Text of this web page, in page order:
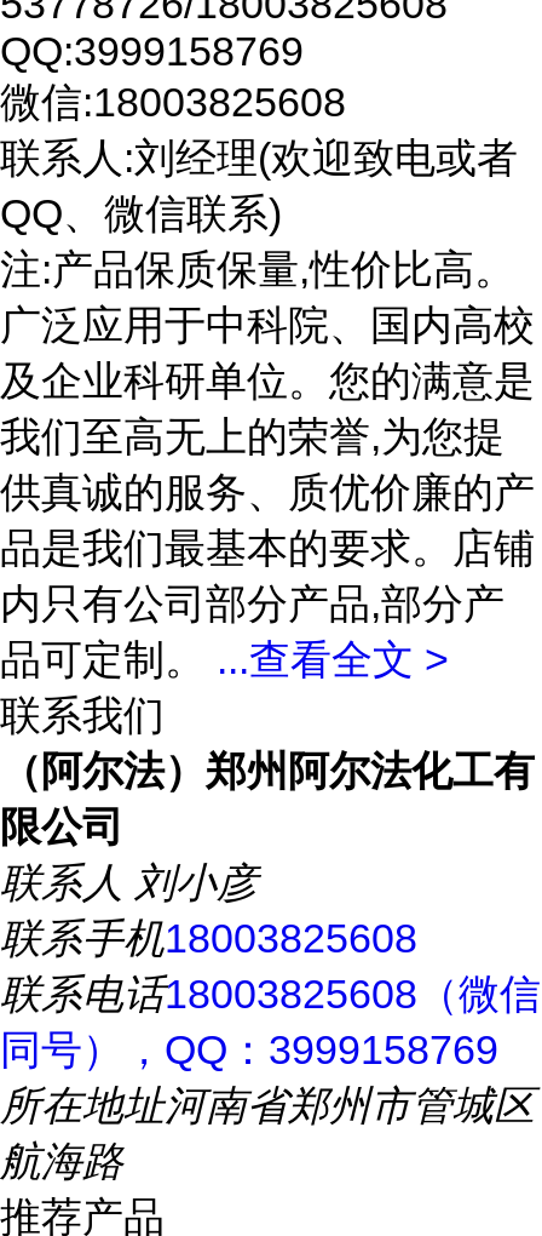
QQ:3999158769
微信:18003825608
联系人:刘经理(欢迎致电或者
QQ、微信联系)
注:产品保质保量,性价比高。
广泛应用于中科院、国内高校
及企业科研单位。您的满意是
我们至高无上的荣誉,为您提
供真诚的服务、质优价廉的产
品是我们最基本的要求。店铺
内只有公司部分产品,部分产
品可定制。 ...查看全文 >
联系我们
（阿尔法）郑州阿尔法化工有
限公司
联系人 刘小彦
联系手机18003825608
联系电话18003825608（微信
同号），QQ：3999158769
所在地址河南省郑州市管城区
航海路
推荐产品